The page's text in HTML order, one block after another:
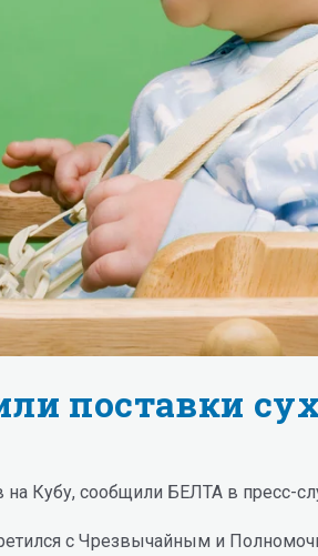
поставки
на Кубу, сообщили БЕЛТА в пресс-
с Чрезвычайным и